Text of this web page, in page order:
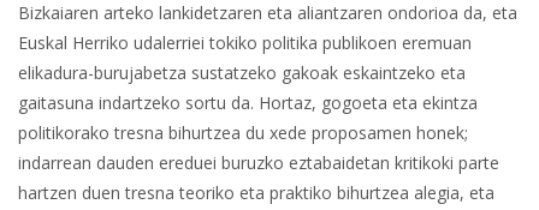
Bizkaiaren arteko lankidetzaren eta aliantzaren ondorioa da, eta
Euskal Herriko udalerriei tokiko politika publikoen eremuan
elikadura-burujabetza sustatzeko gakoak eskaintzeko eta
gaitasuna indartzeko sortu da. Hortaz, gogoeta eta ekintza
politikorako tresna bihurtzea du xede proposamen honek;
indarrean dauden ereduei buruzko eztabaidetan kritikoki parte
hartzen duen tresna teoriko eta praktiko bihurtzea alegia, eta